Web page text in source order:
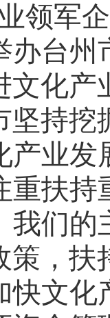
领军
办台州
文化产
坚持挖
产业
重扶
我们的
策，
快文